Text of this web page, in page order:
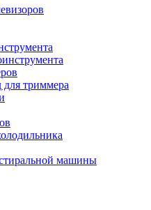
для триммера
машины